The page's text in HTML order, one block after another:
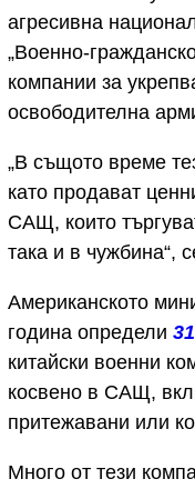
агресивна
„Военно-
компании за
освободителна
„В същото време
като продават
САЩ, които
така и в чужбина“,
Американското
година определи
китайски военни
косвено в САЩ,
притежавани или
Много от тези